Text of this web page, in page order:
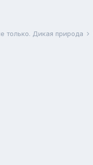
только. Дикая природа